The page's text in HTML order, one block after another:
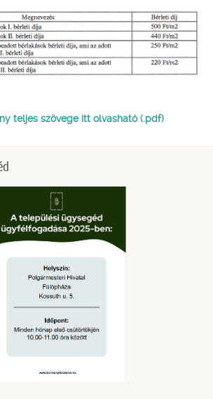
teljes szövege itt olvasható (.pdf)